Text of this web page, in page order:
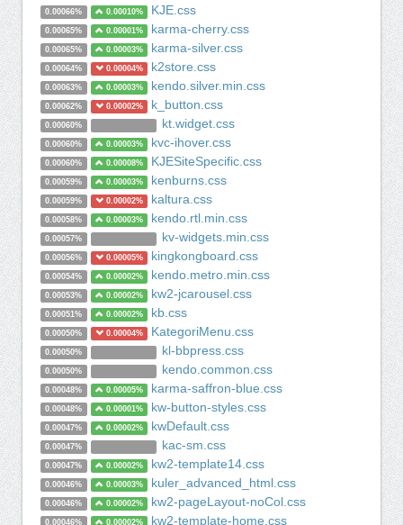
0.00066% 0.00010% KJE.css
0.00065% 0.00001% karma-cherry.css
0.00065% 0.00003% karma-silver.css
0.00064% 0.00004% k2store.css
0.00063% 0.00003% kendo.silver.min.css
0.00062% 0.00002% k_button.css
0.00060% kt.widget.css
0.00060% 0.00003% kvc-ihover.css
0.00060% 0.00008% KJESiteSpecific.css
0.00059% 0.00003% kenburns.css
0.00059% 0.00002% kaltura.css
0.00058% 0.00003% kendo.rtl.min.css
0.00057% kv-widgets.min.css
0.00056% 0.00005% kingkongboard.css
0.00054% 0.00002% kendo.metro.min.css
0.00053% 0.00002% kw2-jcarousel.css
0.00051% 0.00002% kb.css
0.00050% 0.00004% KategoriMenu.css
0.00050% kl-bbpress.css
0.00050% kendo.common.css
0.00048% 0.00005% karma-saffron-blue.css
0.00048% 0.00001% kw-button-styles.css
0.00047% 0.00002% kwDefault.css
0.00047% kac-sm.css
0.00047% 0.00002% kw2-template14.css
0.00046% 0.00003% kuler_advanced_html.css
0.00046% 0.00002% kw2-pageLayout-noCol.css
0.00046% 0.00002% kw2-template-home.css